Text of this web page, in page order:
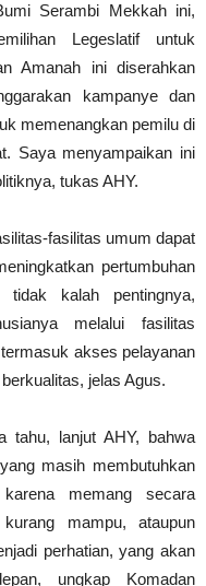
Serambi Mekkah ini,
Legeslatif untuk
Amanah ini diserahkan
kampanye dan
memenangkan pemilu di
Saya menyampaikan ini
tukas AHY.
fasilitas umum dapat
pertumbuhan
tidak kalah pentingnya,
melalui fasilitas
akses pelayanan
jelas Agus.
tahu, lanjut AHY, bahwa
masih membutuhkan
memang secara
mampu, ataupun
perhatian, yang akan
ungkap Komadan